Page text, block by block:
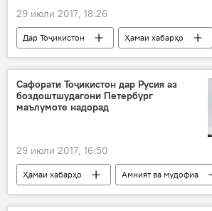
29 июли 2017, 18:26
Дар Тоҷикистон
Ҳамаи хабарҳо
Эмомалӣ Раҳмон
занон
тақдими соат
Сафорати Тоҷикистон дар Русия аз
боздоштшудагони Петербург
маълумоте надорад
29 июли 2017, 16:50
Ҳамаи хабарҳо
Амният ва мудофиа
сафорати Тоҷикистон
Дар Русия